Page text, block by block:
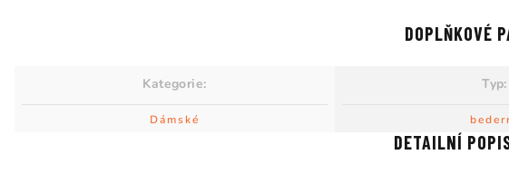
DETAILNÍ
DOPLŇKOVÉ
Kategorie:
Dámské
Typ: